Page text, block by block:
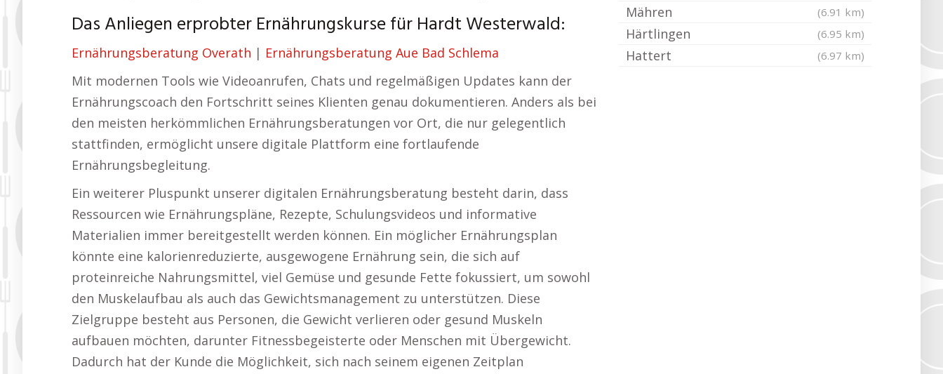
Das Anliegen erprobter Ernährungskurse für Hardt Westerwald:
Ernährungsberatung Overath | Ernährungsberatung Aue Bad Schlema
Mit modernen Tools wie Videoanrufen, Chats und regelmäßigen Updates kann der
Ernährungscoach den Fortschritt seines Klienten genau dokumentieren. Anders als bei
den meisten herkömmlichen Ernährungsberatungen vor Ort, die nur gelegentlich
stattfinden, ermöglicht unsere digitale Plattform eine fortlaufende
Ernährungsbegleitung.
Ein weiterer Pluspunkt unserer digitalen Ernährungsberatung besteht darin, dass
Ressourcen wie Ernährungspläne, Rezepte, Schulungsvideos und informative
Materialien immer bereitgestellt werden können. Ein möglicher Ernährungsplan
könnte eine kalorienreduzierte, ausgewogene Ernährung sein, die sich auf
proteinreiche Nahrungsmittel, viel Gemüse und gesunde Fette fokussiert, um sowohl
den Muskelaufbau als auch das Gewichtsmanagement zu unterstützen. Diese
Zielgruppe besteht aus Personen, die Gewicht verlieren oder gesund Muskeln
aufbauen möchten, darunter Fitnessbegeisterte oder Menschen mit Übergewicht.
Dadurch hat der Kunde die Möglichkeit, sich nach seinem eigenen Zeitplan
Mähren (6.91 km)
Härtlingen (6.95 km)
Hattert (6.97 km)